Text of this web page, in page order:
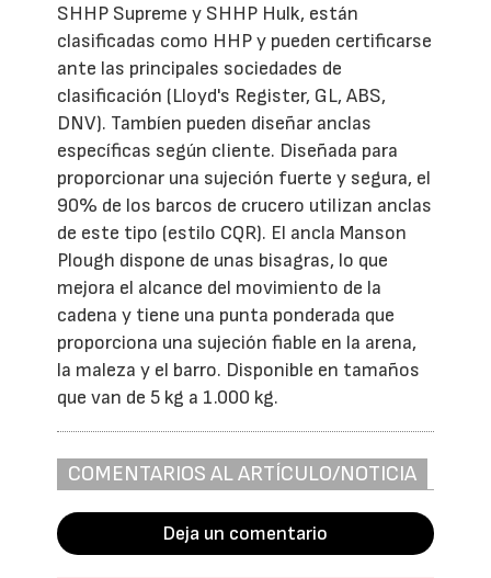
SHHP Supreme y SHHP Hulk, están
clasificadas como HHP y pueden certificarse
ante las principales sociedades de
clasificación (Lloyd's Register, GL, ABS,
DNV). Tambíen pueden diseñar anclas
específicas según cliente. Diseñada para
proporcionar una sujeción fuerte y segura, el
90% de los barcos de crucero utilizan anclas
de este tipo (estilo CQR). El ancla Manson
Plough dispone de unas bisagras, lo que
mejora el alcance del movimiento de la
cadena y tiene una punta ponderada que
proporciona una sujeción fiable en la arena,
la maleza y el barro. Disponible en tamaños
que van de 5 kg a 1.000 kg.
COMENTARIOS AL ARTÍCULO/NOTICIA
Deja un comentario